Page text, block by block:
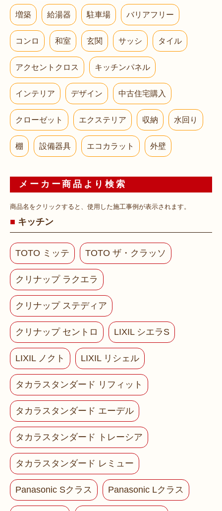
増築 給湯器 駐車場 バリアフリー
コンロ 和室 玄関 サッシ タイル
アクセントクロス キッチンパネル
インテリア デザイン 中古住宅購入
クローゼット エクステリア 収納 水回り
棚 設備器具 エコカラット 外壁
メーカー商品より検索
商品名をクリックすると、使用した施工事例が表示されます。
キッチン
TOTO ミッテ TOTO ザ・クラッソ
クリナップ ラクエラ
クリナップ ステディア
クリナップ セントロ LIXIL シエラS
LIXIL ノクト LIXIL リシェル
タカラスタンダード リフィット
タカラスタンダード エーデル
タカラスタンダード トレーシア
タカラスタンダード レミュー
Panasonic Sクラス Panasonic Lクラス